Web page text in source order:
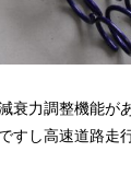
衰力調整機能が
すし高速道路走